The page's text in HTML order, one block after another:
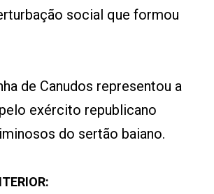
social que formou
de Canudos representou a
exército republicano
do sertão baiano.